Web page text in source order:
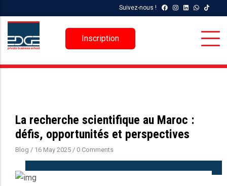
au
contenu
principal
Suivez-nous !
Inscription
La recherche scientifique au Maroc :
défis, opportunités et perspectives
Blog / 16 May 2025 / 0 Comments